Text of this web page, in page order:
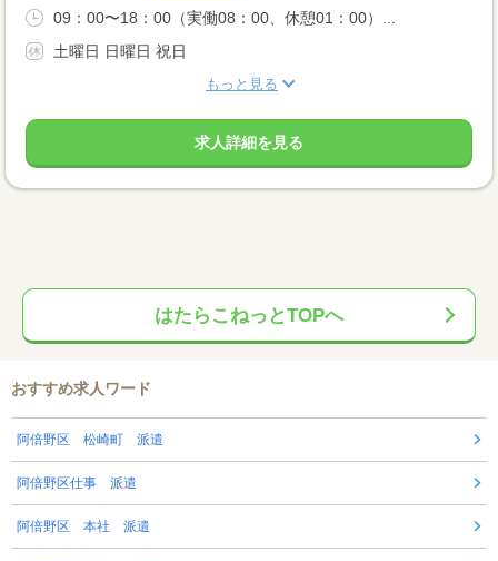
09：00〜18：00（実働08：00、休憩01：00）...
土曜日 日曜日 祝日
もっと見る
求人詳細を見る
はたらこねっとTOPへ
おすすめ求人ワード
阿倍野区 松崎町 派遣
阿倍野区仕事 派遣
阿倍野区 本社 派遣